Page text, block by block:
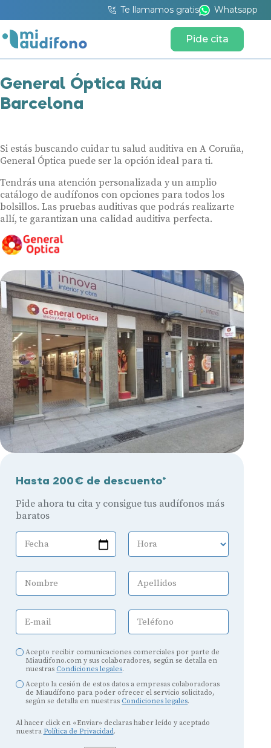
Te llamamos gratis Whatsapp
Pide cita
General Óptica Rúa
Barcelona
Si estás buscando cuidar tu salud auditiva en A Coruña,
General Óptica puede ser la opción ideal para ti.
Tendrás una atención personalizada y un amplio
catálogo de audífonos con opciones para todos los
bolsillos. Las pruebas auditivas que podrás realizarte
allí, te garantizan una calidad auditiva perfecta.
Hasta 200€ de descuento*
Pide ahora tu cita y consigue tus audífonos más
baratos
Fecha Hora
Nombre Apellidos
E-mail Teléfono
Acepto recibir comunicaciones comerciales por parte de
Miaudifono.com y sus colaboradores, según se detalla en
nuestras Condiciones legales.
Acepto la cesión de estos datos a empresas colaboradoras
de Miaudífono para poder ofrecer el servicio solicitado,
según se detalla en nuestras Condiciones legales.
Al hacer click en «Enviar» declaras haber leído y aceptado
nuestra Política de Privacidad.